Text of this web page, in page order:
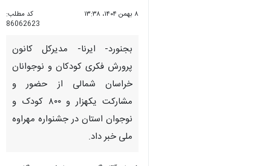
۸ بهمن ۱۴۰۴، ۱۳:۳۸
کد مطلب:
86062623
بجنورد- ایرنا- مدیرکل کانون
پرورش فکری کودکان و نوجوانان
خراسان شمالی از حضور و
مشارکت یکهزار و ۸۰۰ کودک و
نوجوان استان در جشنواره مهراوه
ملی خبر داد.